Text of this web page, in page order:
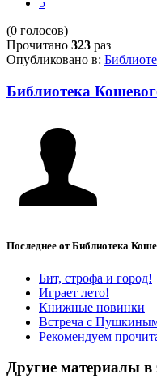
(0 голосов)
Прочитано 323 раз
Опубликовано в:
Библиотека
Последнее от Библиотека
Бит, строфа и город!
Играет лето!
Книжные новинки
Встреча с
Рекомендуем
Другие материалы в